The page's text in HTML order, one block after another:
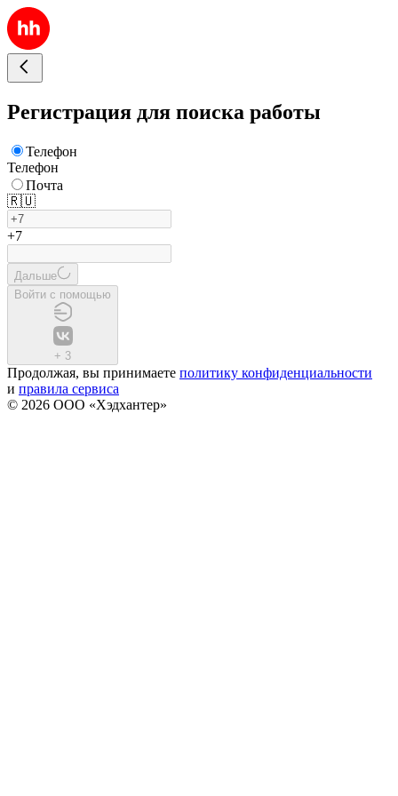
Регистрация для поиска работы
Телефон
Телефон
Почта
🇷🇺
+7
Дальше
Войти с помощью
+ 3
Продолжая, вы принимаете политику конфиденциальности
и правила сервиса
© 2026 ООО «Хэдхантер»